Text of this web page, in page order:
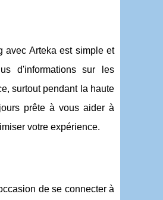
avec Arteka est simple et
d'informations sur les
surtout pendant la haute
prête à vous aider à
votre expérience.
de se connecter à